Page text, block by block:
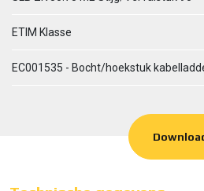
ETIM Klasse
EC001535 - Bocht/hoekstuk